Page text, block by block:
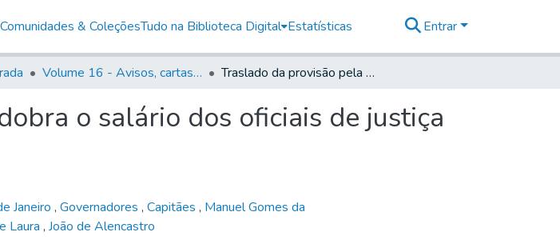
Comunidades & ColeçõesTudo na Biblioteca Digital Estatísticas Entrar
Volume 16 - Avisos, cartas régias, regulamentos e ordens diversas (1679- 1761) Traslado da provisão pela qual se dobra o salário dos oficiais de justiça do Brasil
o salário dos oficiais de justiça
Janeiro , Governadores , Capitães , Manuel Gomes da
Laura , João de Alencastro